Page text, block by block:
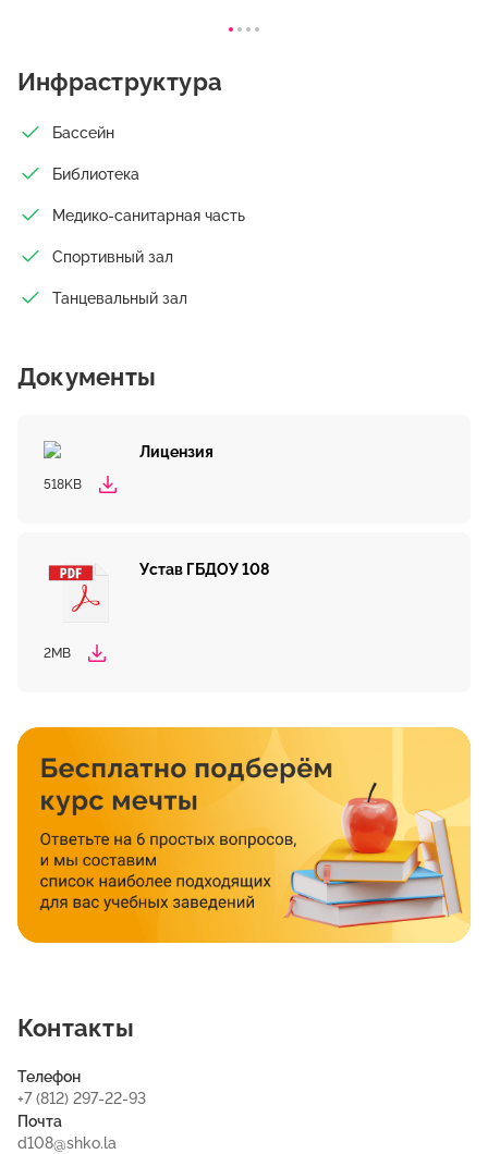
Инфраструктура
Бассейн
Библиотека
Медико-санитарная часть
Спортивный зал
Танцевальный зал
Документы
Лицензия
518KB
Устав ГБДОУ 108
2MB
Контакты
Телефон
+7 (812) 297-22-93
Почта
d108@shko.la